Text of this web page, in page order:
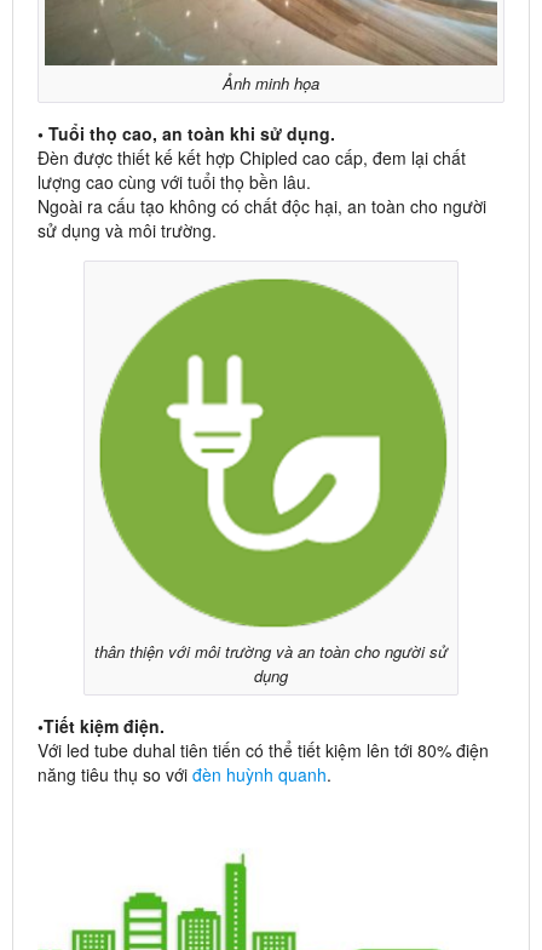
Ảnh minh họa
• Tuổi thọ cao, an toàn khi sử dụng.
Đèn được thiết kế kết hợp Chipled cao cấp, đem lại chất
lượng cao cùng với tuổi thọ bền lâu.
Ngoài ra cấu tạo không có chất độc hại, an toàn cho người
sử dụng và môi trường.
thân thiện với môi trường và an toàn cho người sử
dụng
•Tiết kiệm điện.
Với led tube duhal tiên tiến có thể tiết kiệm lên tới 80% điện
năng tiêu thụ so với đèn huỳnh quanh.